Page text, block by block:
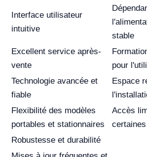
Interface utilisateur
intuitive
stable
Excellent service après-
vente
pour
Technologie avancée et
fiable
Espace
Flexibilité des modèles
portables et stationnaires
Accès
Robustesse et durabilité